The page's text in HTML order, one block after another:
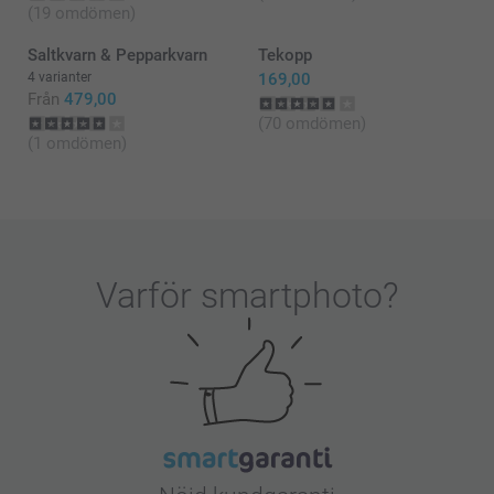
(19 omdömen)
Saltkvarn & Pepparkvarn
4 varianter
Från 479,00
(1 omdömen)
Tekopp
169,00
(70 omdömen)
Varför smartphoto?